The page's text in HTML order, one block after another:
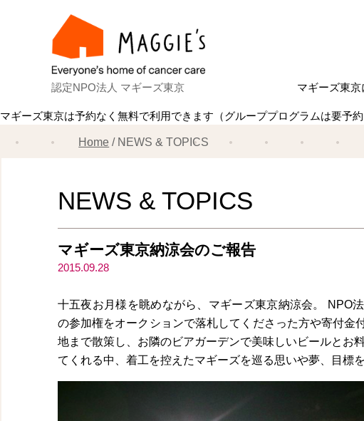
認定NPO法人 マギーズ東京 マギーズ東京
About us
マギーズ東
建築とデザ
スケジュー
共同代表か
理事の紹介
スタッフ
マギーズ流
マギーズ東京は予約なく無料で利用できます（グループプログラムは要予約
Home NEWS & TOPICS
NEWS & TOPICS
マギーズ東京納涼会のご報告
2015.09.28
十五夜お月様を眺めながら、マギーズ東京納涼会。 NPO
の参加権をオークションで落札してくださった方や寄付金
地まで散策し、お隣のビアガーデンで美味しいビールとお
てくれる中、着工を控えたマギーズを巡る思いや夢、目標